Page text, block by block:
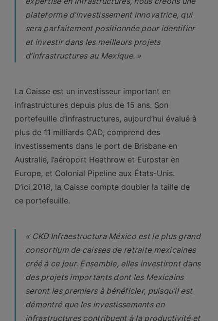
plateforme d’investissement innovatrice, qui
sera parfaitement positionnée pour identifier
et investir dans les meilleurs projets
d’infrastructures au Mexique. »
La Caisse est un investisseur important en
infrastructures depuis plus de 15 ans. Son
portefeuille d’infrastructures, aujourd’hui évalué à
plus de 11 milliards CAD, comprend des
investissements dans le port de Brisbane en
Australie, l’aéroport Heathrow et Eurostar en
Europe, et Colonial Pipeline aux États-Unis.
D’ici 2018, la Caisse compte doubler la taille de
ce portefeuille.
« CKD Infraestructura México est le plus grand
consortium de caisses de retraite mexicaines
créé à ce jour. Ensemble, elles investiront dans
des projets importants dont les Mexicains
seront les premiers à bénéficier, puisqu’il est
démontré que les investissements en
infrastructures contribuent à la productivité et